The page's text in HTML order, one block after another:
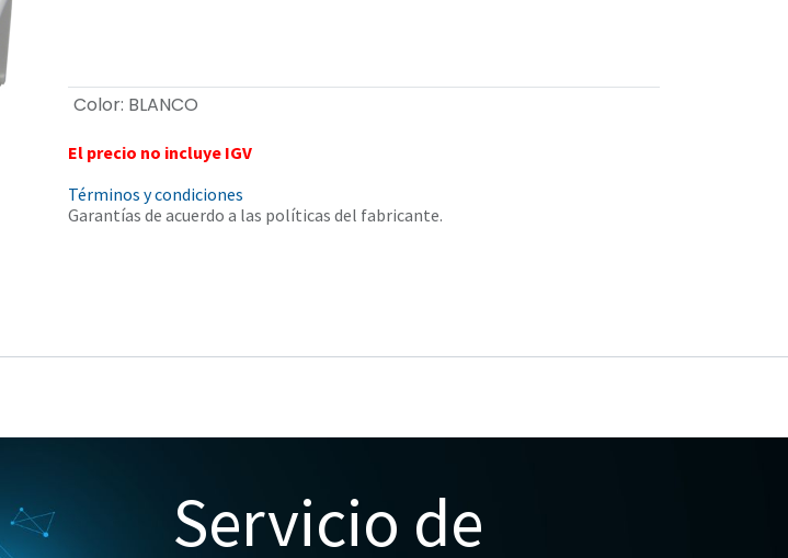
Color: BLANCO
El precio no incluye IGV
Términos y condiciones
Garantías de acuerdo a las políticas del fabricante.
Servicio de